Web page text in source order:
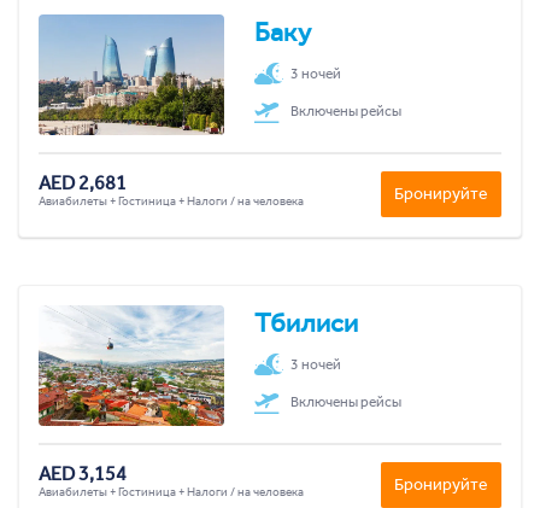
Баку
3 ночей
Включены рейсы
AED 2,681
Авиабилеты + Гостиница + Налоги / на человека Бронируйте
Тбилиси
3 ночей
Включены рейсы
AED 3,154
Авиабилеты + Гостиница + Налоги / на человека Бронируйте